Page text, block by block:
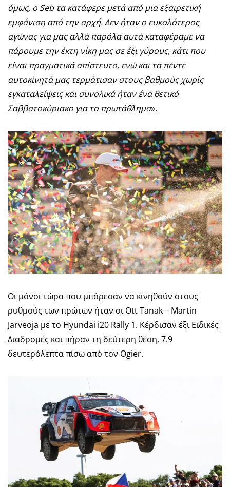
όμως, ο Sebτα κατάφερε μετά από μια εξαιρετική
εμφάνιση από την αρχή. Δεν ήταν ο ευκολότερος
αγώνας για μας αλλά παρόλα αυτά καταφέραμε να
πάρουμε την έκτη νίκη μας σε έξι γύρους, κάτι που
είναι πραγματικά απίστευτο, ενώ και τα πέντε
αυτοκίνητά μας τερμάτισαν στους βαθμούς χωρίς
εγκαταλείψεις και συνολικά ήταν ένα θετικό
Σαββατοκύριακο για το πρωτάθλημα».
Οι μόνοι τώρα που μπόρεσαν να κινηθούν στους
ρυθμούς των πρώτων ήταν οι Ott Tanak – Martin
Jarveoja με το Hyundai i20 Rally 1. Κέρδισαν έξι Ειδικές
Διαδρομές και πήραν τη δεύτερη θέση, 7.9
δευτερόλεπτα πίσω από τον Ogier.